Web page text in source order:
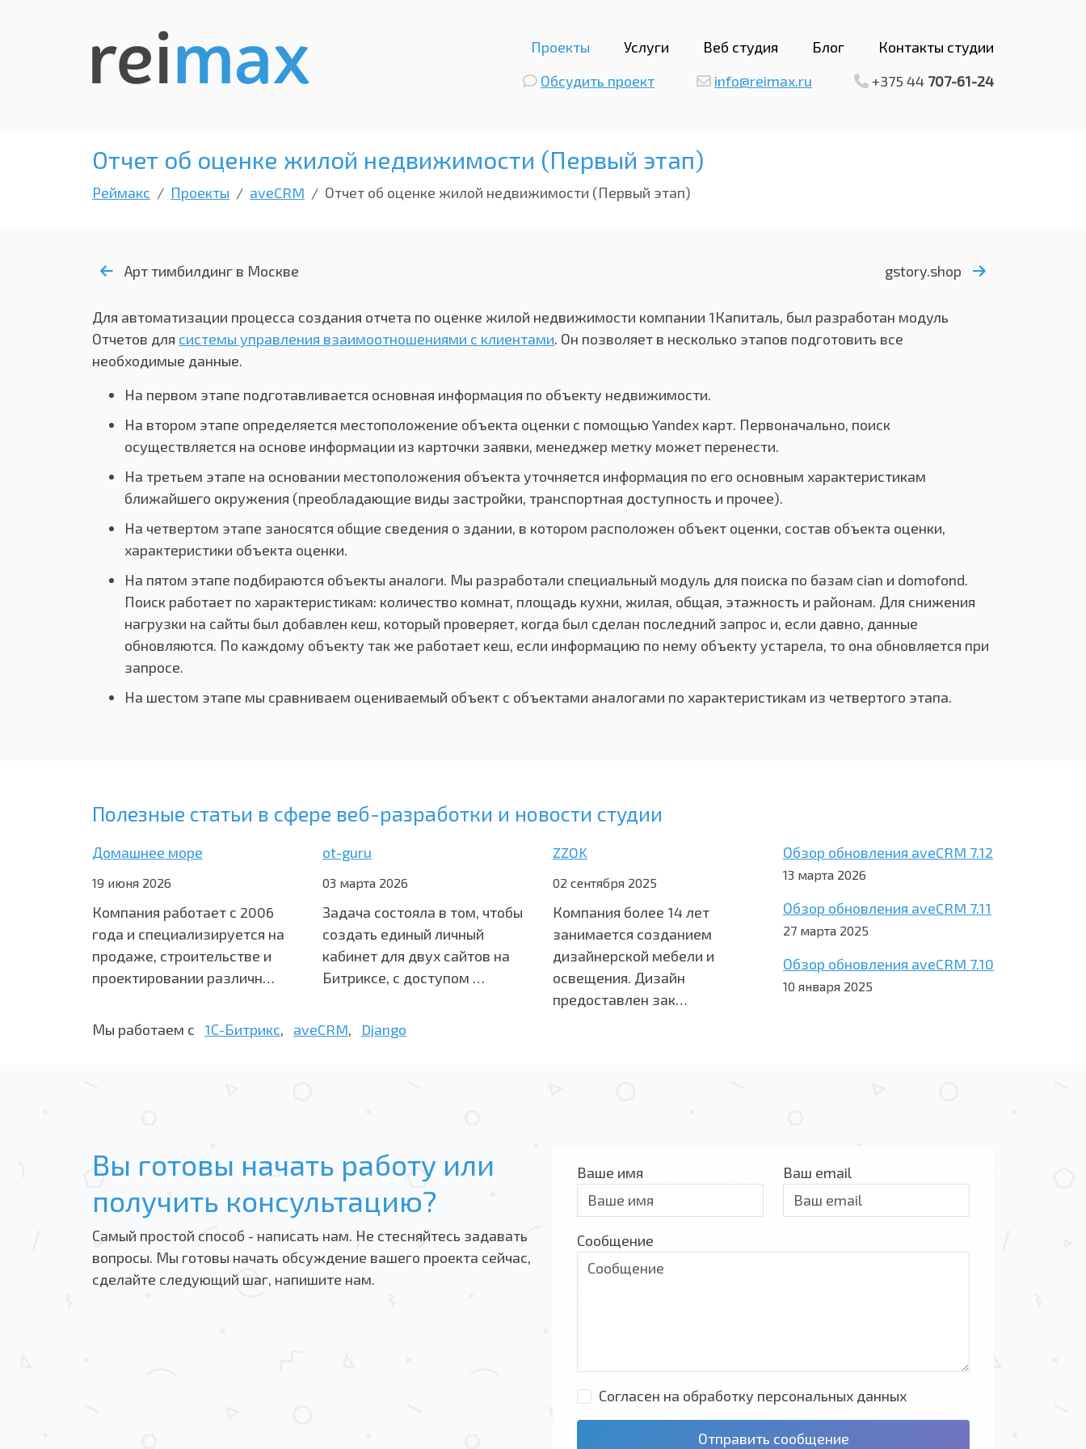
Проекты Услуги Веб студия Блог
Контакты студии
Обсудить проект
info@reimax.ru +375 44 707-61-24
Отчет об оценке жилой недвижимости (Первый этап)
Реймакс Проекты aveCRM Отчет об оценке жилой недвижимости (Первый этап)
Арт тимбилдинг в Москве gstory.shop
Для автоматизации процесса создания отчета по оценке жилой недвижимости компании 1Капиталь, был разработан модуль
Отчетов для системы управления взаимоотношениями с клиентами. Он позволяет в несколько этапов подготовить все
необходимые данные.
На первом этапе подготавливается основная информация по объекту недвижимости.
На втором этапе определяется местоположение объекта оценки с помощью Yandex карт. Первоначально, поиск
осуществляется на основе информации из карточки заявки, менеджер метку может перенести.
На третьем этапе на основании местоположения объекта уточняется информация по его основным характеристикам
ближайшего окружения (преобладающие виды застройки, транспортная доступность и прочее).
На четвертом этапе заносятся общие сведения о здании, в котором расположен объект оценки, состав объекта оценки,
характеристики объекта оценки.
На пятом этапе подбираются объекты аналоги. Мы разработали специальный модуль для поиска по базам cian и domofond.
Поиск работает по характеристикам: количество комнат, площадь кухни, жилая, общая, этажность и районам. Для снижения
нагрузки на сайты был добавлен кеш, который проверяет, когда был сделан последний запрос и, если давно, данные
обновляются. По каждому объекту так же работает кеш, если информацию по нему объекту устарела, то она обновляется при
запросе.
На шестом этапе мы сравниваем оцениваемый объект с объектами аналогами по характеристикам из четвертого этапа.
Полезные статьи в сфере веб-разработки и новости студии
Домашнее море
19 июня 2026
Компания работает с 2006
года и специализируется на
продаже, строительстве и
проектировании различн…
ot-guru
03 марта 2026
Задача состояла в том, чтобы
создать единый личный
кабинет для двух сайтов на
Битриксе, с доступом …
ZZOK
02 сентября 2025
Компания более 14 лет
занимается созданием
дизайнерской мебели и
освещения. Дизайн
предоставлен зак…
Обзор обновления aveCRM 7.12
13 марта 2026
Обзор обновления aveCRM 7.11
27 марта 2025
Обзор обновления aveCRM 7.10
10 января 2025
Мы работаем с 1С-Битрикс, aveCRM, Django
Вы готовы начать работу или
получить консультацию?
Самый простой способ - написать нам. Не стесняйтесь задавать
вопросы. Мы готовы начать обсуждение вашего проекта сейчас,
сделайте следующий шаг, напишите нам.
Ваше имя Ваш email
Сообщение
Согласен на обработку персональных данных
Отправить сообщение